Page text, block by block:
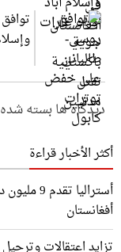
دیدگاه ها بسته
أكثر الأخبار قراءة
أستراليا
أفغانستان
تزايد اعتقالات